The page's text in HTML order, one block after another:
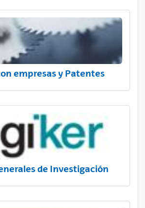
empresas y Patentes
de Investigación